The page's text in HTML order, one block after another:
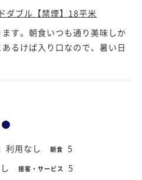
ダブル【禁煙】18平米
す。朝食いつも通り美味しか
るけば入り口なので、暑い日
利用なし 朝食 5
接客・サービス 5